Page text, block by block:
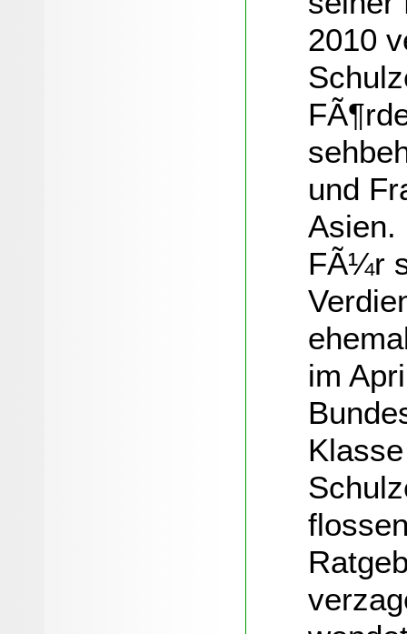
2010
und
Asien.
FÃ¼r
im